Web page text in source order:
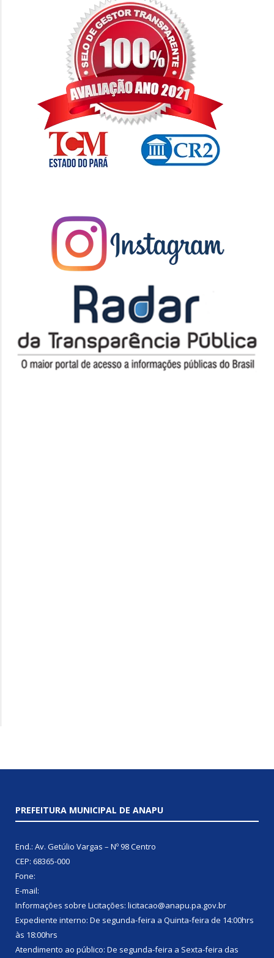
PREFEITURA MUNICIPAL DE ANAPU
End.: Av. Getúlio Vargas – Nº 98 Centro
CEP: 68365-000
Fone:
E-mail:
Informações sobre Licitações: licitacao@anapu.pa.gov.br
Expediente interno: De segunda-feira a Quinta-feira de 14:00hrs
às 18:00hrs
Atendimento ao público: De segunda-feira a Sexta-feira das